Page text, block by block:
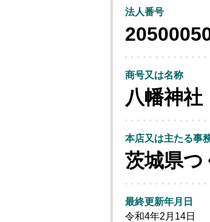
法人番号
商号又は名称
八幡神社
本店又は主たる事
茨城県つ
最終更新年月日
令和4年2月14日